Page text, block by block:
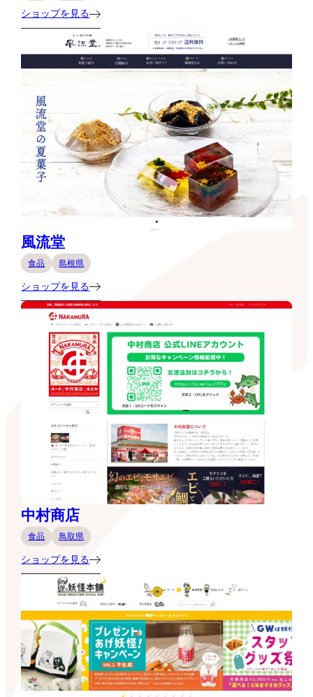
ショップを見る
風流堂
食品 島根県
ショップを見る
中村商店
食品 鳥取県
ショップを見る